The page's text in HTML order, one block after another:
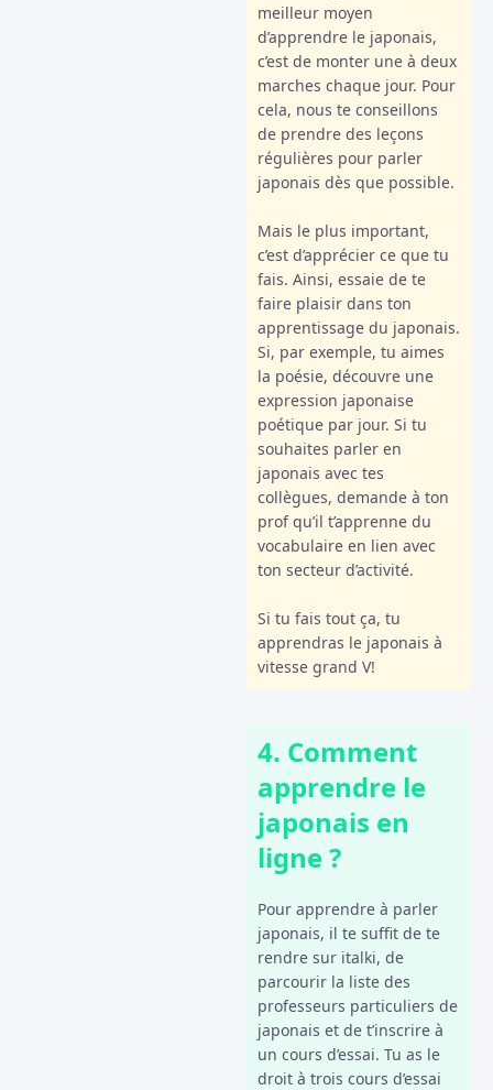
meilleur moyen
d’apprendre le japonais,
c’est de monter une à deux
marches chaque jour. Pour
cela, nous te conseillons
de prendre des leçons
régulières pour parler
japonais dès que possible.
Mais le plus important,
c’est d’apprécier ce que tu
fais. Ainsi, essaie de te
faire plaisir dans ton
apprentissage du japonais.
Si, par exemple, tu aimes
la poésie, découvre une
expression japonaise
poétique par jour. Si tu
souhaites parler en
japonais avec tes
collègues, demande à ton
prof qu’il t’apprenne du
vocabulaire en lien avec
ton secteur d’activité.
Si tu fais tout ça, tu
apprendras le japonais à
vitesse grand V!
4. Comment
apprendre le
japonais en
ligne ?
Pour apprendre à parler
japonais, il te suffit de te
rendre sur italki, de
parcourir la liste des
professeurs particuliers de
japonais et de t’inscrire à
un cours d’essai. Tu as le
droit à trois cours d’essai